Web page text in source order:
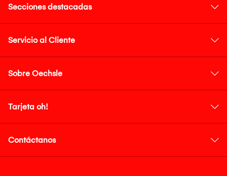
Secciones destacadas
Servicio al Cliente
Sobre Oechsle
Tarjeta oh!
Contáctanos